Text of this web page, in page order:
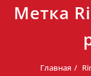
Метка
Главная